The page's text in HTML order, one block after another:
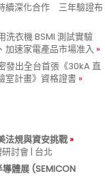
續深化合作 三年驗證布
洗衣機 BSMI 測試實驗
速家電產品市場准入
發出全台首張《30kA 直
室計畫》資格證書
法規與資安挑戰
討會 | 台北
體展 (SEMICON